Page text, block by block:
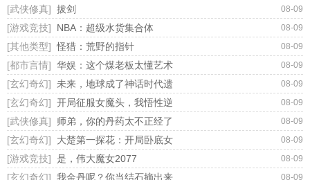
的神经，让你在酣畅
淋漓的阅读中同时全
味恐惧、凄美、心痛
[武侠修真] 拔剑 08-09
[游戏竞技] NBA：超级水货集合体 08-09
[其他类型] 怪猎：荒野的指针 08-09
[都市言情] 华娱：这个煤老板太懂艺术
了！
08-09
[玄幻奇幻]
未来，地球成了神话时代遗
迹
08-09
[玄幻奇幻] 开局征服女魔头，我悟性逆
天了
08-09
[武侠修真] 师弟，你的丹药太不正经了 08-09
[玄幻奇幻]
大楚第一探花：开局卧底女
魔头
08-09
[游戏竞技] 是，伟大魔女2077 08-09
[玄幻奇幻] 我金丹呢？你当结石摘出来 08-09